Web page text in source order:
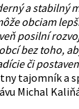
a stabilný
obciam
posilní
bez toho,
či
tajomník a
Michal